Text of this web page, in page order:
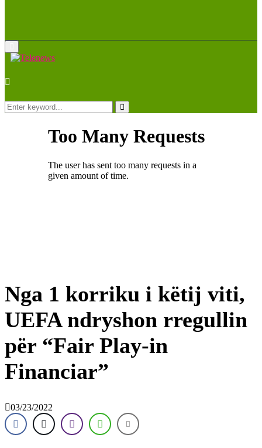
Menu
Search
for:
Search
Nga 1 korriku i këtij viti,
UEFA ndryshon rregullin
për “Fair Play-in
Financiar”
03/23/2022